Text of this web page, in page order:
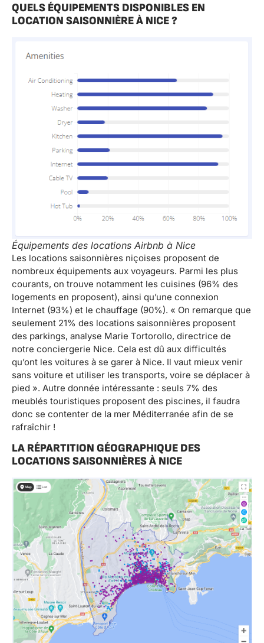
QUELS ÉQUIPEMENTS DISPONIBLES EN
LOCATION SAISONNIÈRE À NICE ?
Équipements des locations Airbnb à Nice
Les locations saisonnières niçoises proposent de
nombreux équipements aux voyageurs. Parmi les plus
courants, on trouve notamment les cuisines (96% des
logements en proposent), ainsi qu’une connexion
Internet (93%) et le chauffage (90%). « On remarque que
seulement 21% des locations saisonnières proposent
des parkings, analyse Marie Tortorollo, directrice de
notre conciergerie Nice. Cela est dû aux difficultés
qu’ont les voitures à se garer à Nice. Il vaut mieux venir
sans voiture et utiliser les transports, voire se déplacer à
pied ». Autre donnée intéressante : seuls 7% des
meublés touristiques proposent des piscines, il faudra
donc se contenter de la mer Méditerranée afin de se
rafraîchir !
LA RÉPARTITION GÉOGRAPHIQUE DES
LOCATIONS SAISONNIÈRES À NICE